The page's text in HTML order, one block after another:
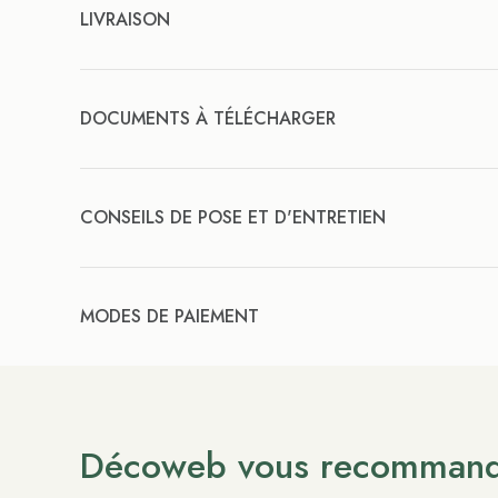
LIVRAISON
DOCUMENTS À TÉLÉCHARGER
CONSEILS DE POSE ET D'ENTRETIEN
MODES DE PAIEMENT
Décoweb vous